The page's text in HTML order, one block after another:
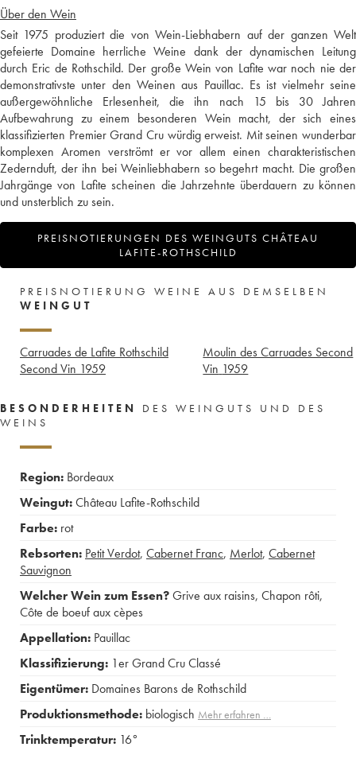
Über den Wein
Seit 1975 produziert die von Wein-Liebhabern auf der ganzen Welt
gefeierte Domaine herrliche Weine dank der dynamischen Leitung
durch Eric de Rothschild. Der große Wein von Lafite war noch nie der
demonstrativste unter den Weinen aus Pauillac. Es ist vielmehr seine
außergewöhnliche Erlesenheit, die ihn nach 15 bis 30 Jahren
Aufbewahrung zu einem besonderen Wein macht, der sich eines
klassifizierten Premier Grand Cru würdig erweist. Mit seinen wunderbar
komplexen Aromen verströmt er vor allem einen charakteristischen
Zedernduft, der ihn bei Weinliebhabern so begehrt macht. Die großen
Jahrgänge von Lafite scheinen die Jahrzehnte überdauern zu können
und unsterblich zu sein.
PREISNOTIERUNGEN DES WEINGUTS CHÂTEAU
LAFITE-ROTHSCHILD
PREISNOTIERUNG WEINE AUS DEMSELBEN
WEINGUT
Carruades de Lafite Rothschild
Second Vin 1959
Moulin des Carruades Second
Vin 1959
BESONDERHEITEN
DES WEINGUTS UND DES
WEINS
Region: Bordeaux
Weingut:Château Lafite-Rothschild
Farbe: rot
Rebsorten: Petit Verdot, Cabernet Franc, Merlot, Cabernet
Sauvignon
Welcher Wein zum Essen?Grive aux raisins, Chapon rôti,
Côte de boeuf aux cèpes
Appellation: Pauillac
Klassifizierung: 1er Grand Cru Classé
Eigentümer: Domaines Barons de Rothschild
Produktionsmethode: biologisch Mehr erfahren …
Trinktemperatur: 16°